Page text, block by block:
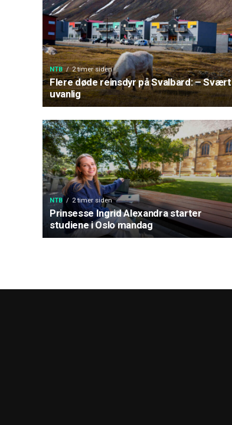
NTB 2 timer siden
Flere døde reinsdyr på Svalbard: – Svært
uvanlig
NTB 2 timer siden
Prinsesse Ingrid Alexandra starter
studiene i Oslo mandag